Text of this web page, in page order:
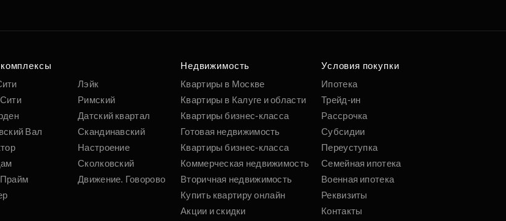
Вал
Лэйк
Римский
Датский квартал
Скандинавский
Настроение
Сколковский
Движение. Говорово
Недвижимость
Квартиры в Москве
Квартиры в Калуге и области
Квартиры бизнес-класса
Готовая недвижимость
Квартиры бизнес-класса
Коммерческая недвижимость
Вторичная недвижимость
Купить квартиру онлайн
Акции и скидки
Условия покупки
Ипотека
Трейд-ин
Рассрочка
Субсидии
Переуступка
Семейная ипотека
Военная ипотека
Реквизиты
Контакты